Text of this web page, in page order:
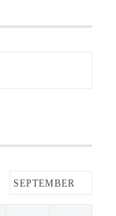
SEPTEMBER